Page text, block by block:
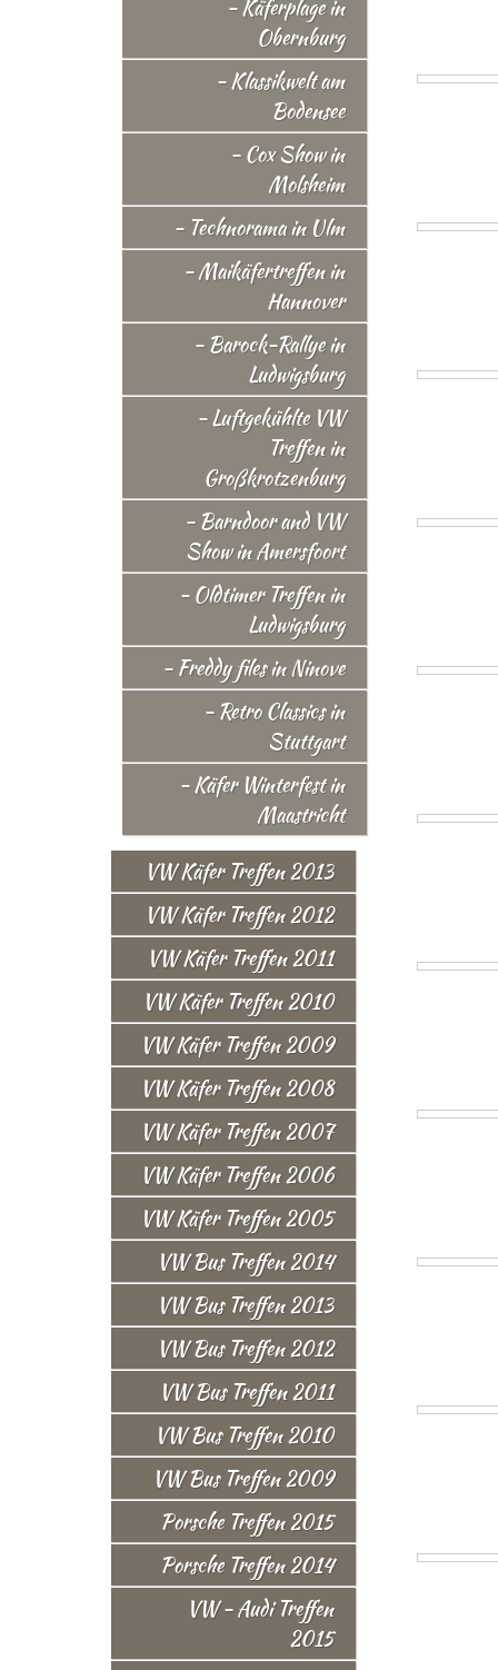
- Käferplage in
Obernburg
- Klassikwelt am
Bodensee
- Cox Show in
Molsheim
- Technorama in Ulm
- Maikäfertreffen in
Hannover
- Barock-Rallye in
Ludwigsburg
- Luftgekühlte VW
Treffen in
Großkrotzenburg
- Barndoor and VW
Show in Amersfoort
- Oldtimer Treffen in
Ludwigsburg
- Freddy files in Ninove
- Retro Classics in
Stuttgart
- Käfer Winterfest in
Maastricht
VW Käfer Treffen 2013
VW Käfer Treffen 2012
VW Käfer Treffen 2011
VW Käfer Treffen 2010
VW Käfer Treffen 2009
VW Käfer Treffen 2008
VW Käfer Treffen 2007
VW Käfer Treffen 2006
VW Käfer Treffen 2005
VW Bus Treffen 2014
VW Bus Treffen 2013
VW Bus Treffen 2012
VW Bus Treffen 2011
VW Bus Treffen 2010
VW Bus Treffen 2009
Porsche Treffen 2015
Porsche Treffen 2014
VW - Audi Treffen
2015